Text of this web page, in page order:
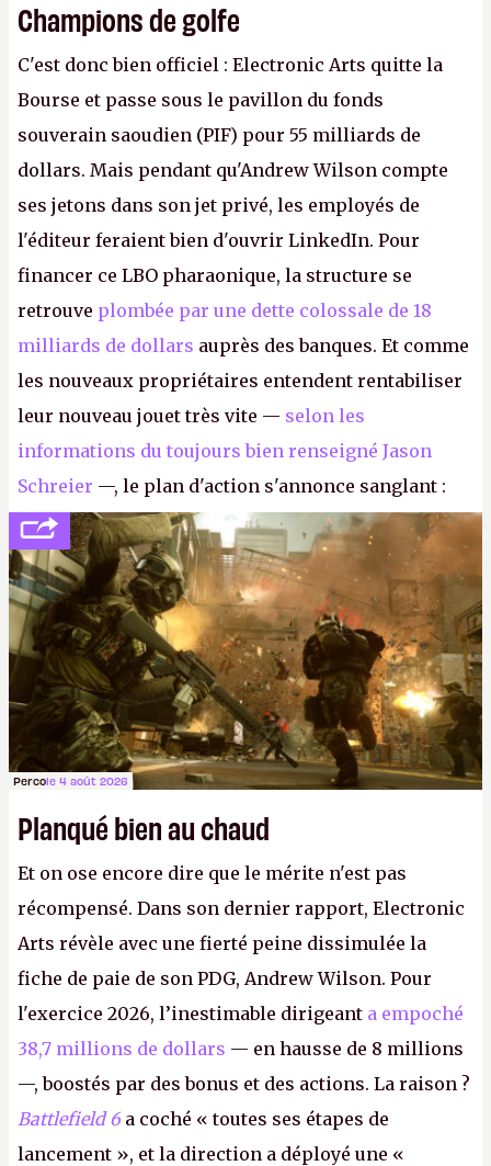
Champions de golfe
C'est donc bien officiel : Electronic Arts quitte la
Bourse et passe sous le pavillon du fonds
souverain saoudien (PIF) pour 55 milliards de
dollars. Mais pendant qu'Andrew Wilson compte
ses jetons dans son jet privé, les employés de
l'éditeur feraient bien d'ouvrir LinkedIn. Pour
financer ce LBO pharaonique, la structure se
retrouve plombée par une dette colossale de 18
milliards de dollars auprès des banques. Et comme
les nouveaux propriétaires entendent rentabiliser
leur nouveau jouet très vite — selon les
informations du toujours bien renseigné Jason
Schreier —, le plan d'action s'annonce sanglant :
réductions de coûts drastiques, fermetures de
studios et licenciements massifs. En gros, essorer
FCetBattlefield, puis virer le reste.P.
Percole 4 août 2026
Planqué bien au chaud
Et on ose encore dire que le mérite n'est pas
récompensé. Dans son dernier rapport, Electronic
Arts révèle avec une fierté peine dissimulée la
fiche de paie de son PDG, Andrew Wilson. Pour
l'exercice 2026, l’inestimable dirigeant a empoché
38,7 millions de dollars — en hausse de 8 millions
—, boostés par des bonus et des actions. La raison ?
Battlefield 6 a coché « toutes ses étapes de
lancement », et la direction a déployé une «